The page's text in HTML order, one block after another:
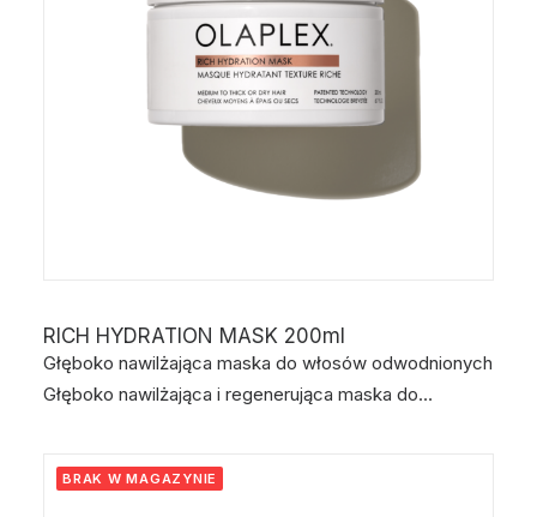
RICH HYDRATION MASK 200ml
Głęboko nawilżająca maska do włosów odwodnionych
Głęboko nawilżająca i regenerująca maska do…
BRAK W MAGAZYNIE